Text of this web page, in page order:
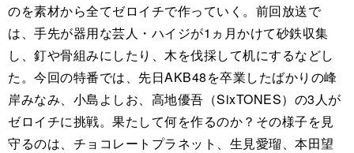
のを素材から全てゼロイチで作っていく。前回放送で
は、手先が器用な芸人・ハイジが1ヵ月かけて砂鉄収集
し、釘や骨組みにしたり、木を伐採して机にするなどし
た。今回の特番では、先日AKB48を卒業したばかりの峰
岸みなみ、小島よしお、高地優吾（SixTONES）の3人が
ゼロイチに挑戦。果たして何を作るのか？その様子を見
守るのは、チョコレートプラネット、生見愛瑠、本田望